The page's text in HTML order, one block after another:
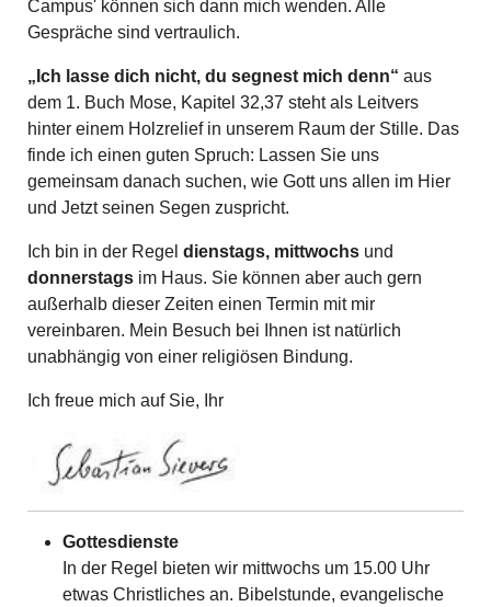
Campus' können sich dann mich wenden. Alle
Gespräche sind vertraulich.
„Ich lasse dich nicht, du segnest mich denn“ aus
dem 1. Buch Mose, Kapitel 32,37 steht als Leitvers
hinter einem Holzrelief in unserem Raum der Stille. Das
finde ich einen guten Spruch: Lassen Sie uns
gemeinsam danach suchen, wie Gott uns allen im Hier
und Jetzt seinen Segen zuspricht.
Ich bin in der Regel dienstags, mittwochs und
donnerstags im Haus. Sie können aber auch gern
außerhalb dieser Zeiten einen Termin mit mir
vereinbaren. Mein Besuch bei Ihnen ist natürlich
unabhängig von einer religiösen Bindung.
Ich freue mich auf Sie, Ihr
Gottesdienste
In der Regel bieten wir mittwochs um 15.00 Uhr
etwas Christliches an. Bibelstunde, evangelische